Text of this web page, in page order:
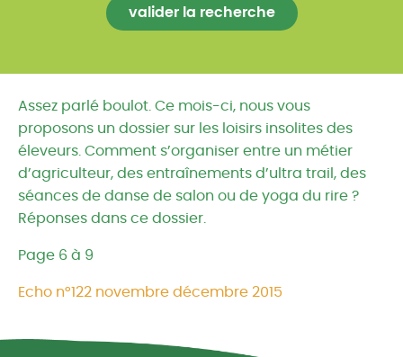
Assez parlé boulot. Ce mois-ci, nous vous
proposons un dossier sur les loisirs insolites des
éleveurs. Comment s’organiser entre un métier
d’agriculteur, des entraînements d’ultra trail, des
séances de danse de salon ou de yoga du rire ?
Réponses dans ce dossier.
Page 6 à 9
Echo n°122 novembre décembre 2015